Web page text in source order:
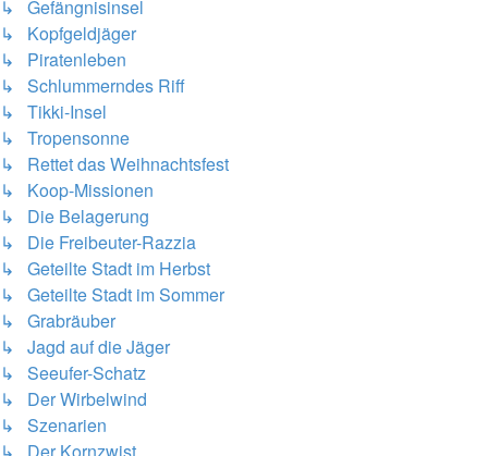
↳ Gefängnisinsel
↳ Kopfgeldjäger
↳ Piratenleben
↳ Schlummerndes Riff
↳ Tikki-Insel
↳ Tropensonne
↳ Rettet das Weihnachtsfest
↳ Koop-Missionen
↳ Die Belagerung
↳ Die Freibeuter-Razzia
↳ Geteilte Stadt im Herbst
↳ Geteilte Stadt im Sommer
↳ Grabräuber
↳ Jagd auf die Jäger
↳ Seeufer-Schatz
↳ Der Wirbelwind
↳ Szenarien